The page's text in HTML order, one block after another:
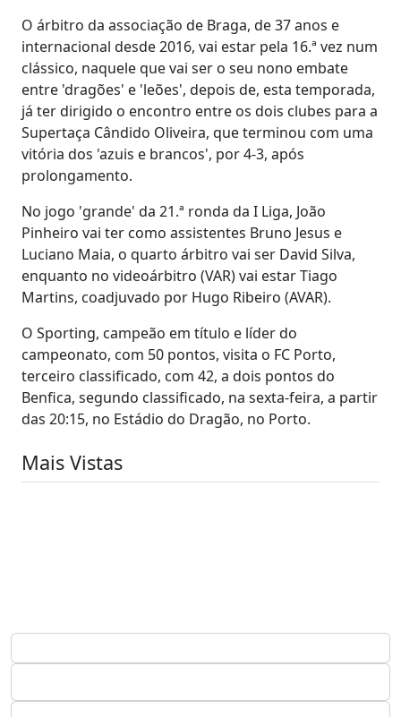
O árbitro da associação de Braga, de 37 anos e
internacional desde 2016, vai estar pela 16.ª vez num
clássico, naquele que vai ser o seu nono embate
entre 'dragões' e 'leões', depois de, esta temporada,
já ter dirigido o encontro entre os dois clubes para a
Supertaça Cândido Oliveira, que terminou com uma
vitória dos 'azuis e brancos', por 4-3, após
prolongamento.
No jogo 'grande' da 21.ª ronda da I Liga, João
Pinheiro vai ter como assistentes Bruno Jesus e
Luciano Maia, o quarto árbitro vai ser David Silva,
enquanto no videoárbitro (VAR) vai estar Tiago
Martins, coadjuvado por Hugo Ribeiro (AVAR).
O Sporting, campeão em título e líder do
campeonato, com 50 pontos, visita o FC Porto,
terceiro classificado, com 42, a dois pontos do
Benfica, segundo classificado, na sexta-feira, a partir
das 20:15, no Estádio do Dragão, no Porto.
Mais Vistas